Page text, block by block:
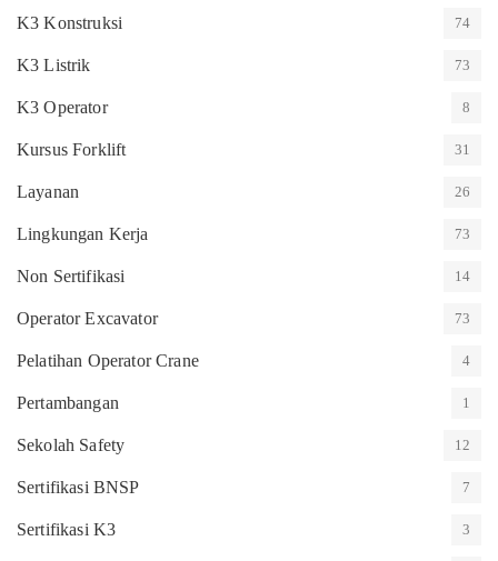
K3 Konstruksi 74
K3 Listrik 73
K3 Operator 8
Kursus Forklift 31
Layanan 26
Lingkungan Kerja 73
Non Sertifikasi 14
Operator Excavator 73
Pelatihan Operator Crane 4
Pertambangan 1
Sekolah Safety 12
Sertifikasi BNSP 7
Sertifikasi K3 3